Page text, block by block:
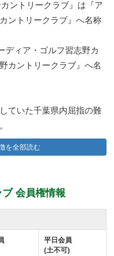
ントリークラブ』は『ア
ントリークラブ』へ名称
ディア・ゴルフ習志野カ
カントリークラブ』へ名
ていた千葉県内屈指の難
じめ、サントリーオープ
舞台となりました。
オンコース。
も定評があります。
好なコンディションも魅
を全部読む
会員権情報
平日会員
(土不可)